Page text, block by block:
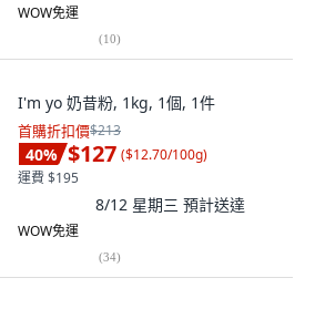
WOW免運
(10)
I'm yo 奶昔粉, 1kg, 1個, 1件
首購折扣價$213
40% $127 ($12.70/100g)
運費 $195
8/12 星期三 預計送達
WOW免運
(34)